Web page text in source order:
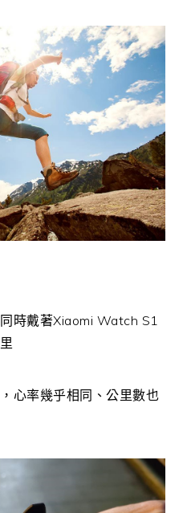
時戴著Xiaomi Watch S1
心率幾乎相同、公里數也